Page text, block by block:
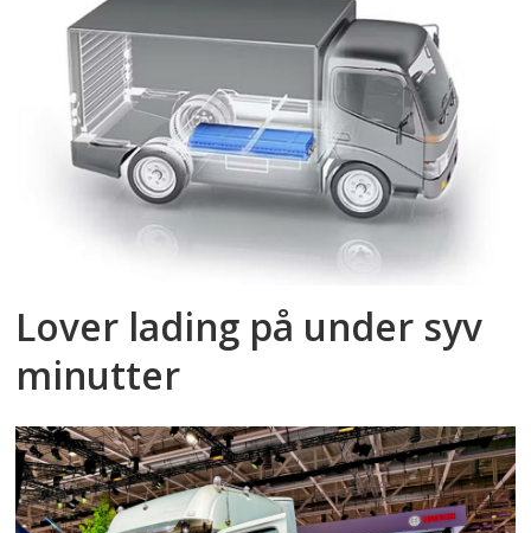
Lover lading på under syv
minutter